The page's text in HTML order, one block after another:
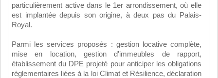
particulièrement active dans le 1er arrondissement, où elle
est implantée depuis son origine, à deux pas du Palais-
Royal.
Parmi les services proposés : gestion locative complète,
mise en location, gestion d'immeubles de rapport,
établissement du DPE projeté pour anticiper les obligations
réglementaires liées à la loi Climat et Résilience, déclaration